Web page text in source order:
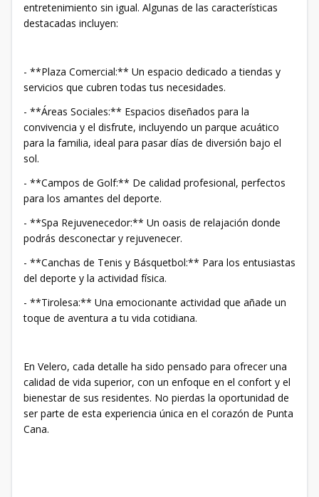
entretenimiento sin igual. Algunas de las características
destacadas incluyen:
- **Plaza Comercial:** Un espacio dedicado a tiendas y
servicios que cubren todas tus necesidades.
- **Áreas Sociales:** Espacios diseñados para la
convivencia y el disfrute, incluyendo un parque acuático
para la familia, ideal para pasar días de diversión bajo el
sol.
- **Campos de Golf:** De calidad profesional, perfectos
para los amantes del deporte.
- **Spa Rejuvenecedor:** Un oasis de relajación donde
podrás desconectar y rejuvenecer.
- **Canchas de Tenis y Básquetbol:** Para los entusiastas
del deporte y la actividad física.
- **Tirolesa:** Una emocionante actividad que añade un
toque de aventura a tu vida cotidiana.
En Velero, cada detalle ha sido pensado para ofrecer una
calidad de vida superior, con un enfoque en el confort y el
bienestar de sus residentes. No pierdas la oportunidad de
ser parte de esta experiencia única en el corazón de Punta
Cana.